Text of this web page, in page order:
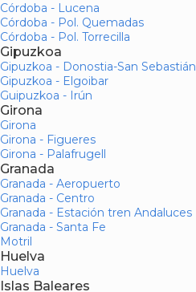
Córdoba - Lucena
Córdoba - Pol. Quemadas
Córdoba - Pol. Torrecilla
Gipuzkoa
Gipuzkoa - Donostia-San Sebastián
Gipuzkoa - Elgoibar
Guipuzkoa - Irún
Girona
Girona
Girona - Figueres
Girona - Palafrugell
Granada
Granada - Aeropuerto
Granada - Centro
Granada - Estación tren Andaluces
Granada - Santa Fe
Motril
Huelva
Huelva
Islas Baleares